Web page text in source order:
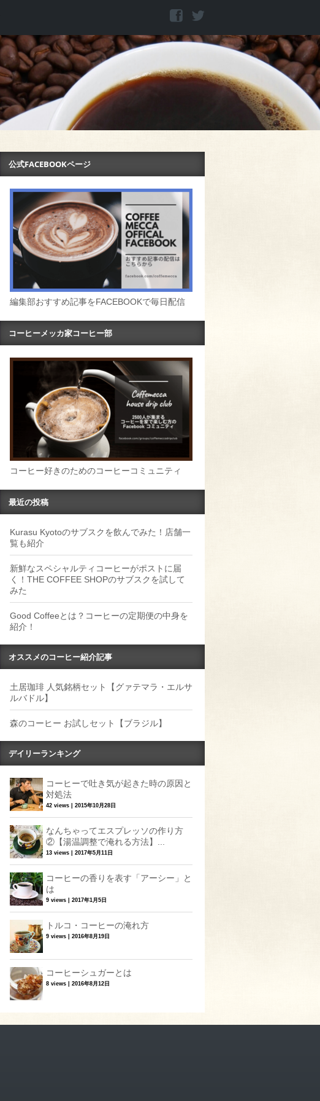
公式FACEBOOKページ
編集部おすすめ記事をFACEBOOKで毎日配信
コーヒーメッカ家コーヒー部
コーヒー好きのためのコーヒーコミュニティ
最近の投稿
Kurasu Kyotoのサブスクを飲んでみた！店舗一
覧も紹介
新鮮なスペシャルティコーヒーがポストに届
く！THE COFFEE SHOPのサブスクを試して
みた
Good Coffeeとは？コーヒーの定期便の中身を
紹介！
オススメのコーヒー紹介記事
土居珈琲 人気銘柄セット【グァテマラ・エルサ
ルバドル】
森のコーヒー お試しセット【ブラジル】
デイリーランキング
コーヒーで吐き気が起きた時の原因と
対処法
42 views 2015年10月28日
なんちゃってエスプレッソの作り方
②【湯温調整で淹れる方法】...
13 views 2017年5月11日
コーヒーの香りを表す「アーシー」と
は
9 views 2017年1月5日
トルコ・コーヒーの淹れ方
9 views 2016年8月19日
コーヒーシュガーとは
8 views 2016年8月12日